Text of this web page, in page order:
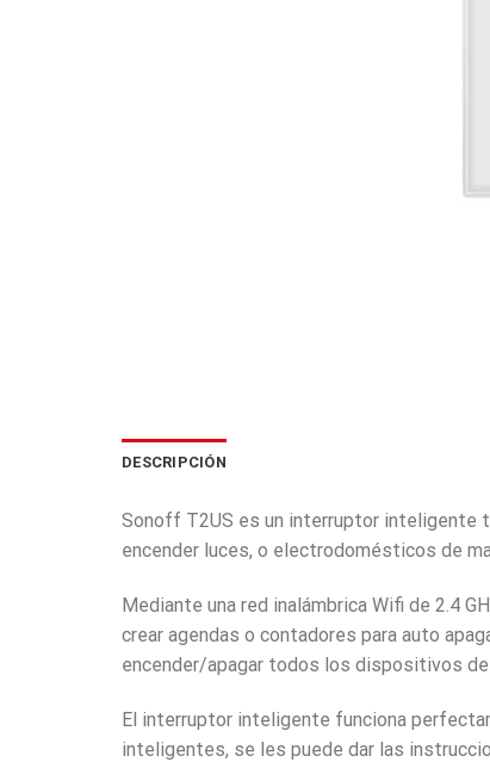
DESCRIPCIÓN
Sonoff T2US es un interruptor inteligente
encender luces, o electrodomésticos de
Mediante una red inalámbrica Wifi de 2.4
crear agendas o contadores para auto
encender/apagar todos los dispositivos
El interruptor inteligente funciona
inteligentes, se les puede dar las